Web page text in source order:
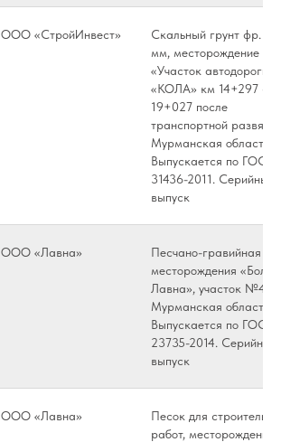
ООО «СтройИнвест»
Скальный грунт фр. 0-
мм, месторождение
«Участок автодороги
«КОЛА» км 14+297 -
19+027 после
транспортной
Мурманская область.
Выпускается по ГОСТ
31436-2011. Серийный
выпуск
ООО «Лавна»
Песчано-гравийная
месторождения
Лавна», участок №4,
Мурманская область.
Выпускается по ГОСТ
23735-2014. Серийный
выпуск
ООО «Лавна»
Песок для
работ, месторождение